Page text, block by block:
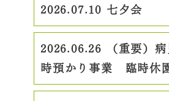
2026.07.10 七夕会
2026.06.26 （重要）
時預かり事業 臨時休